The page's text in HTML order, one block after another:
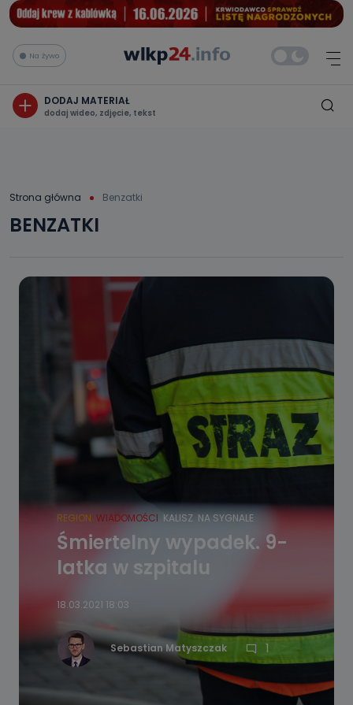
Na żywo
DODAJ MATERIAŁ
dodaj wideo, zdjęcie, tekst
Strona główna Benzatki
BENZATKI
REGION WIADOMOŚCI KALISZ NA SYGNALE
Śmiertelny wypadek. 9-
latka w szpitalu
18.03.2021 18:03
Sebastian Matyszczak 1